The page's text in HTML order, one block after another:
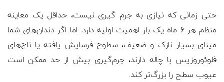
حتی زمانی که نیازی به جرم گیری نیست، حداقل یک معاینه
منظم هر 6 ماه یک بار اهمیت اولیه دارد. اما اگر دندان‌های شما
مینای بسیار نازک و ضعیف، سطوح فرسایش یافته یا تاج‌های
فلوئوروزیس با چاله دارند، جرم‌گیری بیش از حد ممکن است
عیوب سطح را بزرگ‌تر کند.